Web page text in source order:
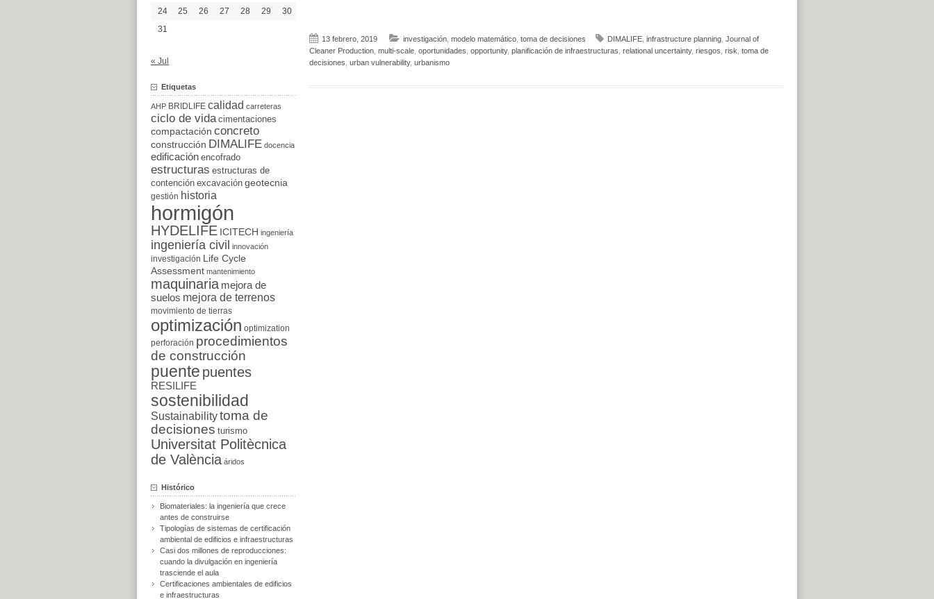
13 febrero, 2019 investigación, modelo matemático, toma de decisiones DIMALIFE, infrastructure planning, Journal of
Cleaner Production, multi-scale, oportunidades opportunity, planificación de infraestructuras relational uncertainty, riesgos risk toma de
decisiones urban vulnerability, urbanismo
24
25 26 27 28 29
30
31
« Jul
Etiquetas
AHP BRIDLIFE calidad carreteras
ciclo de vida cimentaciones
compactación concreto
construcción DIMALIFE docencia
edificación encofrado
estructuras estructuras de
contención excavación geotecnia
gestión historia
hormigón
HYDELIFE ICITECH ingeniería
ingeniería civil innovación
investigación
Life Cycle
Assessment mantenimiento
maquinaria mejora de
suelos mejora de terrenos
movimiento de tierras
optimización optimization
perforación procedimientos
de construcción
puente puentes
RESILIFE
sostenibilidad
Sustainabilitytoma de
decisiones turismo
Universitat Politècnica
de València áridos
Histórico
Biomateriales: la ingeniería que crece
antes de construirse
Tipologías de sistemas de certificación
ambiental de edificios e infraestructuras
Casi dos millones de reproducciones:
cuando la divulgación en ingeniería
trasciende el aula
Certificaciones ambientales de edificios
e infraestructuras